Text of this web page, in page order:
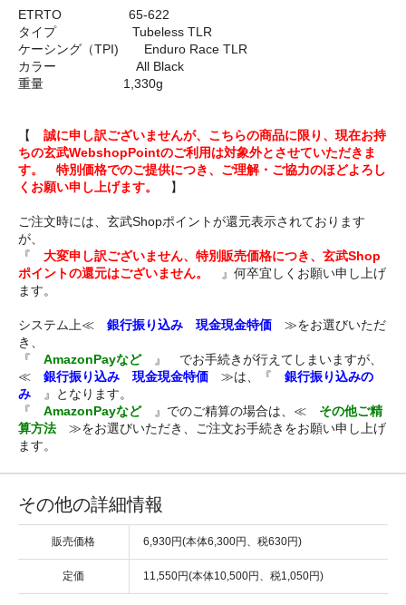
ETRTO 65-622
タイプ Tubeless TLR
ケーシング（TPI) Enduro Race TLR
カラー All Black
重量 1,330g
【 誠に申し訳ございませんが、こちらの商品に限り、現在お持
ちの玄武WebshopPointのご利用は対象外とさせていただきま
す。 特別価格でのご提供につき、ご理解・ご協力のほどよろし
くお願い申し上げます。
】
ご注文時には、玄武Shopポイントが還元表示されております
が、
『 大変申し訳ございません、特別販売価格につき、玄武Shop
ポイントの還元はございません。
』何卒宜しくお願い申し上げ
ます。
システム上≪ 銀行振り込み 現金現金特価 ≫をお選びいただ
き、
『 AmazonPayなど』 でお手続きが行えてしまいますが、
≪ 銀行振り込み 現金現金特価 ≫は、『 銀行振り込みの
み 』となります。
『 AmazonPayなど』でのご精算の場合は、≪ その他ご精
算方法 ≫をお選びいただき、ご注文お手続きをお願い申し上げ
ます。
その他の詳細情報
販売価格 6,930円(本体6,300円、税630円)
定価 11,550円(本体10,500円、税1,050円)